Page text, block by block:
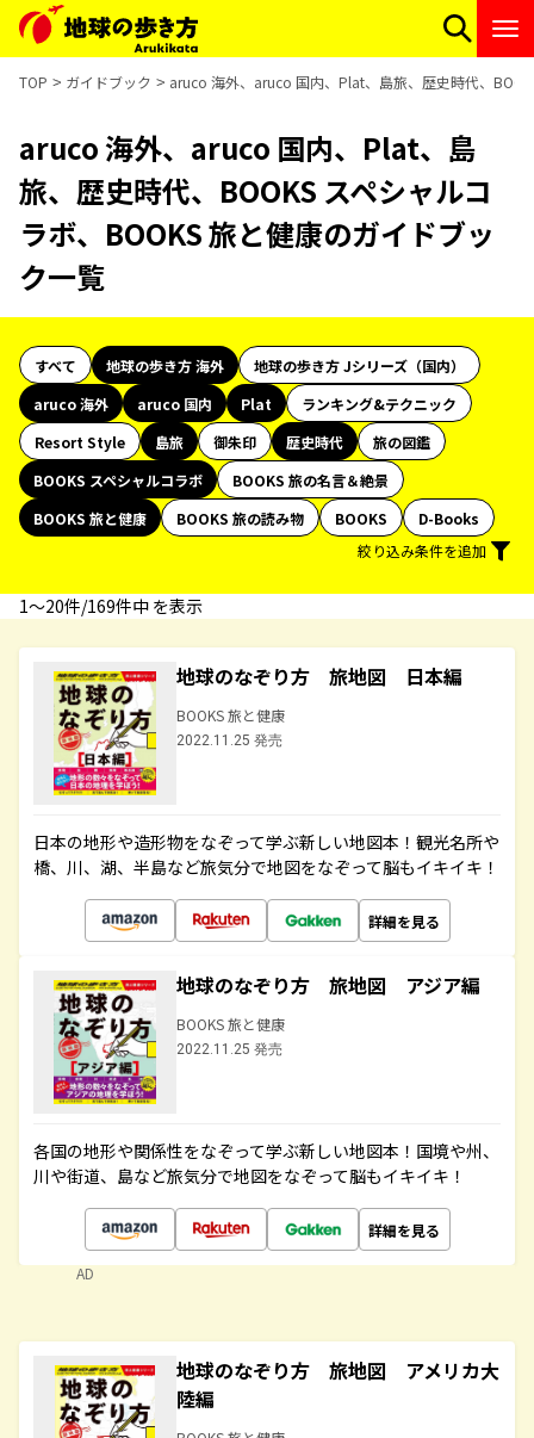
TOP ガイドブック aruco 海外、aruco 国内、Plat、島旅、歴史時代、
aruco 海外、aruco 国内、Plat、島
旅、歴史時代、BOOKS スペシャルコ
ラボ、BOOKS 旅と健康のガイドブッ
ク一覧
すべて 地球の歩き方 海外
地球の歩き方 Jシリーズ（国内）
aruco 海外
aruco 国内 Plat
ランキング&テクニック
Resort Style
島旅 御朱印 歴史時代
旅の図鑑
BOOKS スペシャルコラボ
BOOKS 旅の名言＆絶景
BOOKS 旅と健康
BOOKS 旅の読み物 BOOKS
D-Books
絞り込み条件を追加
1〜20件/169件中 を表示
地球のなぞり方 旅地図 日本編
BOOKS 旅と健康
2022.11.25 発売
日本の地形や造形物をなぞって学ぶ新しい地図本！観光名所や
橋、川、湖、半島など旅気分で地図をなぞって脳もイキイキ！
詳細を見る
地球のなぞり方 旅地図 アジア編
BOOKS 旅と健康
2022.11.25 発売
各国の地形や関係性をなぞって学ぶ新しい地図本！国境や州、
川や街道、島など旅気分で地図をなぞって脳もイキイキ！
詳細を見る
AD
地球のなぞり方 旅地図 アメリカ大
陸編